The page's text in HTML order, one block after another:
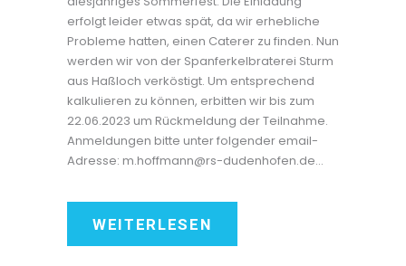
erfolgt leider etwas spät, da wir erhebliche
Probleme hatten, einen Caterer zu finden. Nun
werden wir von der Spanferkelbraterei Sturm
aus Haßloch verköstigt. Um entsprechend
kalkulieren zu können, erbitten wir bis zum
22.06.2023 um Rückmeldung der Teilnahme.
Anmeldungen bitte unter folgender email-
Adresse: m.hoffmann@rs-dudenhofen.de…
WEITERLESEN